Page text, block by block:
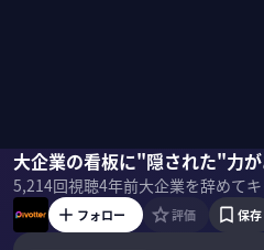
大企業の看板に"隠された"力
5,214回視聴4年前
南坊泰司
フォロー 評価 保存